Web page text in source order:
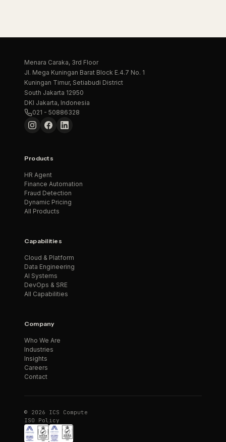
Menara Caraka, 3rd Floor
Jl. Mega Kuningan Barat Block E.4.7 No. 1
Kuningan Timur, Setiabudi District
South Jakarta 12950
DKI Jakarta, Indonesia
021 - 50886328
Products
HR Agent
Finance Automation
Fraud Detection
Dynamic Pricing
All Products
Capabilities
Cloud & Platform
Data Engineering
AI Systems
DevOps & SRE
All Capabilities
Company
Who We Are
Industries
Insights
Careers
Contact
© 2026 ICS Compute
ISO Policy